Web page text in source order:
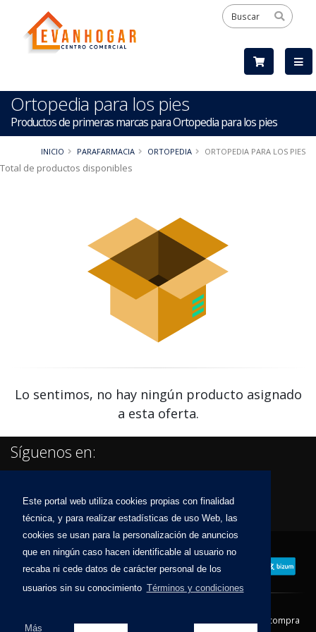
Este portal web utiliza cookies propias con finalidad
técnica, y para realizar estadísticas de uso Web, las
cookies se usan para la personalización de anuncios
que en ningún caso hacen identificable al usuario no
recaba ni cede datos de carácter personal de los
usuarios sin su conocimiento Términos y condiciones
Más
Ortopedia para los pies
Productos de primeras marcas para Ortopedia para los pies
INICIO PARAFARMACIA ORTOPEDIA ORTOPEDIA PARA LOS PIES
Total de productos disponibles
Lo sentimos, no hay ningún producto asignado
a esta oferta.
Síguenos en:
Condiciones de compra